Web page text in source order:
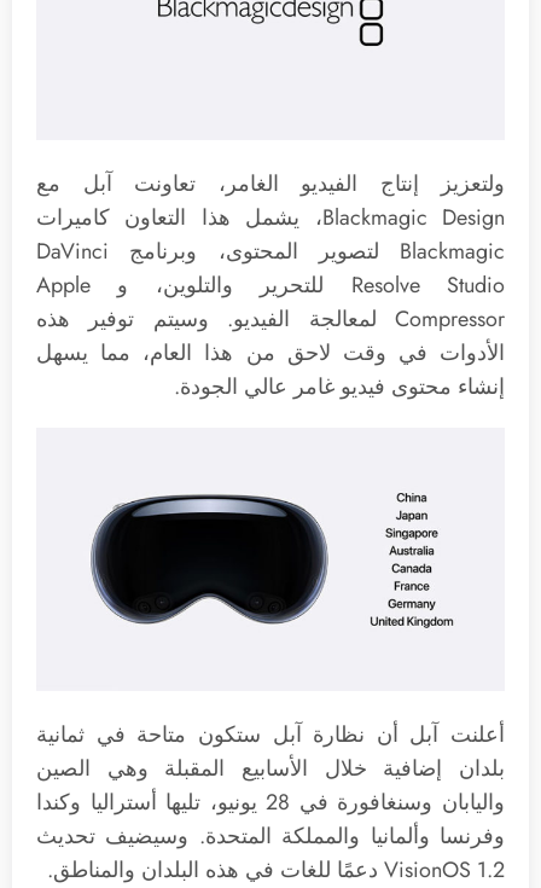
ولتعزيز إنتاج الفيديو الغامر، تعاونت آبل مع
Blackmagic Design، يشمل هذا التعاون كاميرات
Blackmagic لتصوير المحتوى، وبرنامج DaVinci
Resolve Studio للتحرير والتلوين، و Apple
Compressor لمعالجة الفيديو. وسيتم توفير هذه
الأدوات في وقت لاحق من هذا العام، مما يسهل
إنشاء محتوى فيديو غامر عالي الجودة.
أعلنت آبل أن نظارة آبل ستكون متاحة في ثمانية
بلدان إضافية خلال الأسابيع المقبلة وهي الصين
واليابان وسنغافورة في 28 يونيو، تليها أستراليا وكندا
وفرنسا وألمانيا والمملكة المتحدة. وسيضيف تحديث
VisionOS 1.2 دعمًا للغات في هذه البلدان والمناطق.